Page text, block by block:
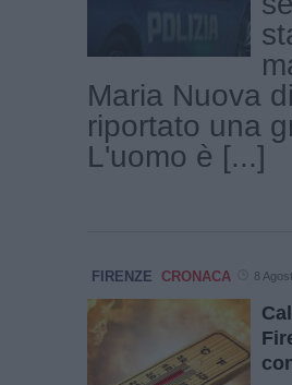
Maria Nuova
riportato una
L'uomo è [...]
FIRENZE CRONACA 8